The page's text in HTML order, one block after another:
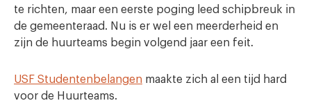
te richten, maar een eerste poging leed schipbreuk in
de gemeenteraad. Nu is er wel een meerderheid en
zijn de huurteams begin volgend jaar een feit.
USF Studentenbelangen maakte zich al een tijd hard
voor de Huurteams.